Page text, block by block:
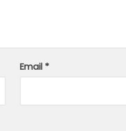
Email *